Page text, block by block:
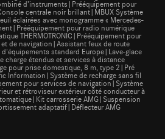
d’instruments|Prééquipement pour
centrale noir brillant|MBUX Système
éclairées avec monogramme « Mercedes-
pour radio numérique
THERMOTRONIC|Prééquipement pour
de navigation|Assistant feux de route
standard Europe|Lave-glace
charge étendus et services à distance
pour prise domestique, 8 m, type 2|Pré
Information|Système de recharge sans fil
pour services de navigation|Système
et rétroviseur extérieur côté conducteur à
carrosserie AMG|Suspension
adaptatif|Déflecteur AMG